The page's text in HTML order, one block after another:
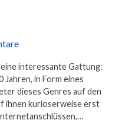
interessante Gattung:
in Form eines
dieses Genres auf den
ihnen kurioserweise erst